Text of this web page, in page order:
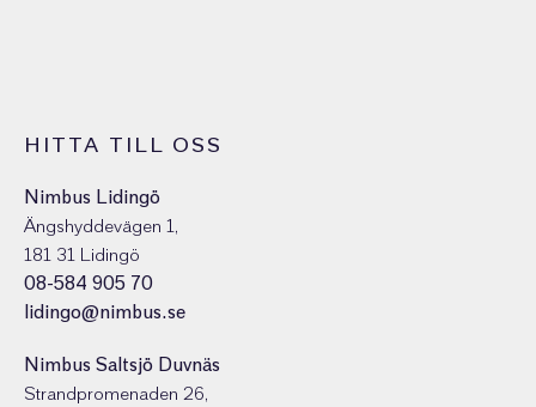
HITTA TILL OSS
Nimbus Lidingö
Ängshyddevägen 1,
181 31 Lidingö
08-584 905 70
lidingo@nimbus.se
Nimbus Saltsjö Duvnäs
Strandpromenaden 26,